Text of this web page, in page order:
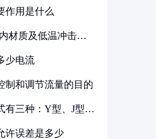
作用是什么
材质及低温冲击要
少电流
制和调节流量的目的
有三种：Y型、J型、
许误差是多少